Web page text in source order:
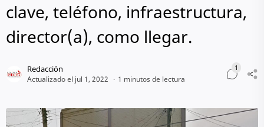
clave, teléfono, infraestructura,
director(a), como llegar.
1 minutos de lectura